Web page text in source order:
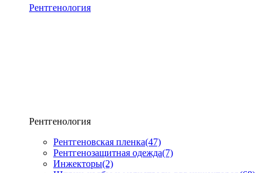
Рентгенология
Рентгенология
Рентгеновская пленка(47)
Рентгенозащитная одежда(7)
Инжекторы(2)